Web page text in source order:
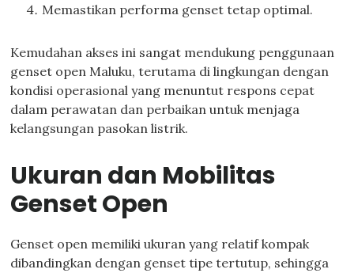
Memastikan performa genset tetap optimal.
Kemudahan akses ini sangat mendukung penggunaan
genset open Maluku, terutama di lingkungan dengan
kondisi operasional yang menuntut respons cepat
dalam perawatan dan perbaikan untuk menjaga
kelangsungan pasokan listrik.
Ukuran dan Mobilitas
Genset Open
Genset open memiliki ukuran yang relatif kompak
dibandingkan dengan genset tipe tertutup, sehingga